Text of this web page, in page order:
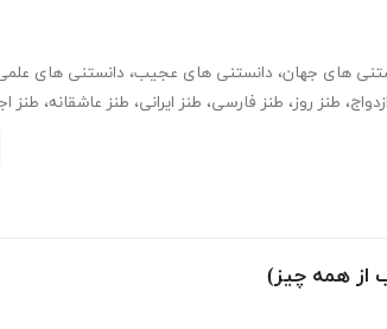
های جهان، دانستنی های عجیب، دانستنی های
، طنز روز، طنز فارسی، طنز ایرانی، طنز عاشقانه، طنز
از همه چیز)